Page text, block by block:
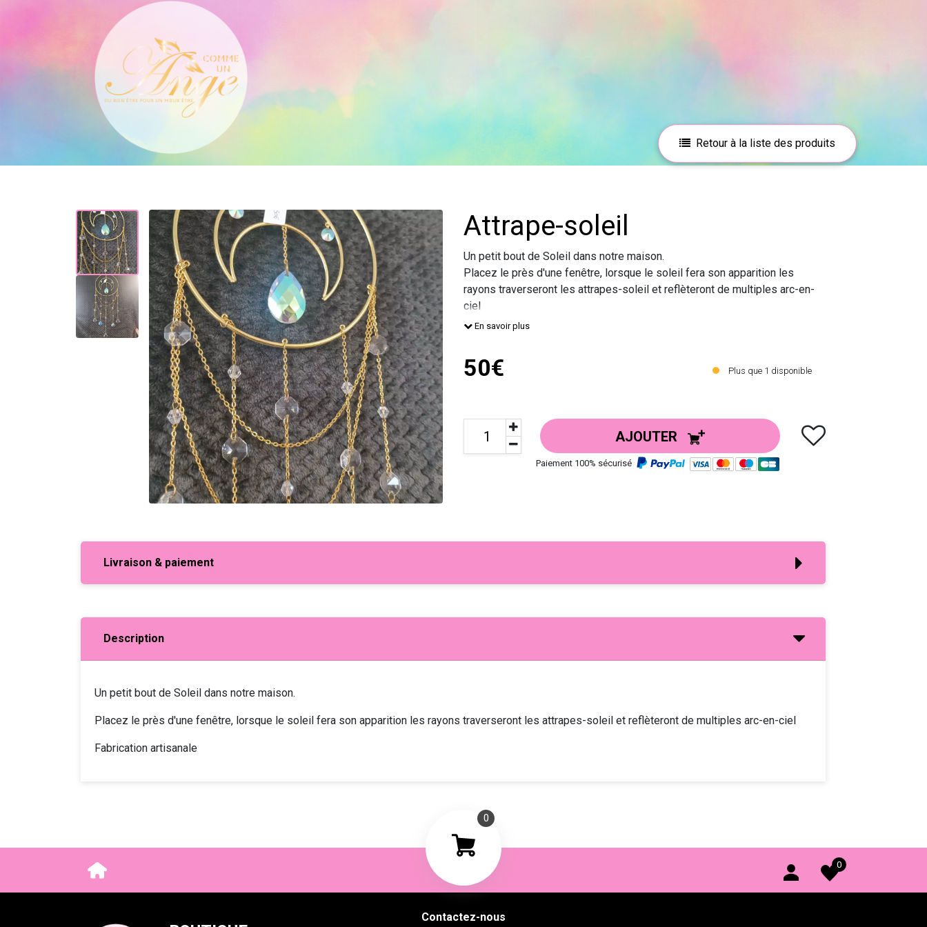
Retour à la liste des produits
Attrape-soleil
Un petit bout de Soleil dans notre maison.
Placez le près d'une fenêtre, lorsque le soleil fera son apparition les
rayons traverseront les attrapes-soleil et reflèteront de multiples arc-en-
ciel
Fabrication artisanale
En savoir plus
50€ Plus que 1 disponible
AJOUTER
Paiement 100% sécurisé
Livraison & paiement
Description
Un petit bout de Soleil dans notre maison.
Placez le près d'une fenêtre, lorsque le soleil fera son apparition les rayons traverseront les attrapes-soleil et reflèteront de multiples arc-en-ciel
Fabrication artisanale
0
0
Contactez-nous